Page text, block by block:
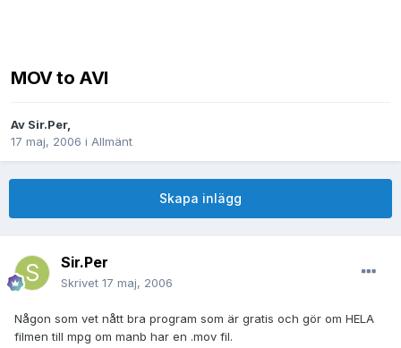
MOV to AVI
Av Sir.Per,
17 maj, 2006 i Allmänt
Skapa inlägg
Sir.Per
Skrivet 17 maj, 2006
Någon som vet nått bra program som är gratis och gör om HELA
filmen till mpg om manb har en .mov fil.